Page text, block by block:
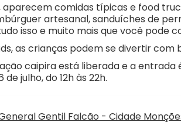
aparecem comidas típicas e food
artesanal, sanduíches de
isso e muito mais que você pode
as crianças podem se divertir
caipira está liberada e a
julho, do 12h às 22h.
Gentil Falcão - Cidade